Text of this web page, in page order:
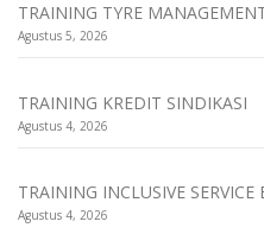
TRAINING TYRE
Agustus 5, 2026
TRAINING KREDIT SINDIKASI
Agustus 4, 2026
TRAINING INCLUSIVE
Agustus 4, 2026